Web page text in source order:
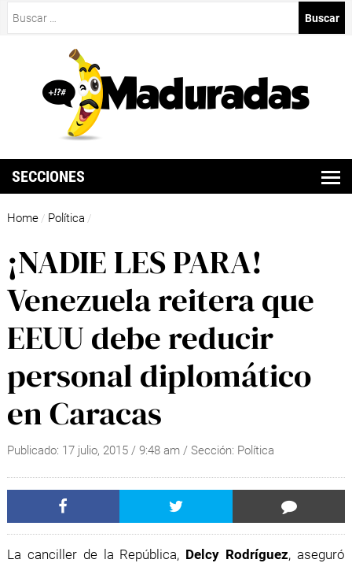
SECCIONES
Home / Política /
¡NADIE LES PARA!
Venezuela reitera que
EEUU debe reducir
personal diplomático
en Caracas
Publicado: 17 julio, 2015/ 9:48 am / Sección: Política
La canciller de la República, Delcy Rodríguez, aseguró